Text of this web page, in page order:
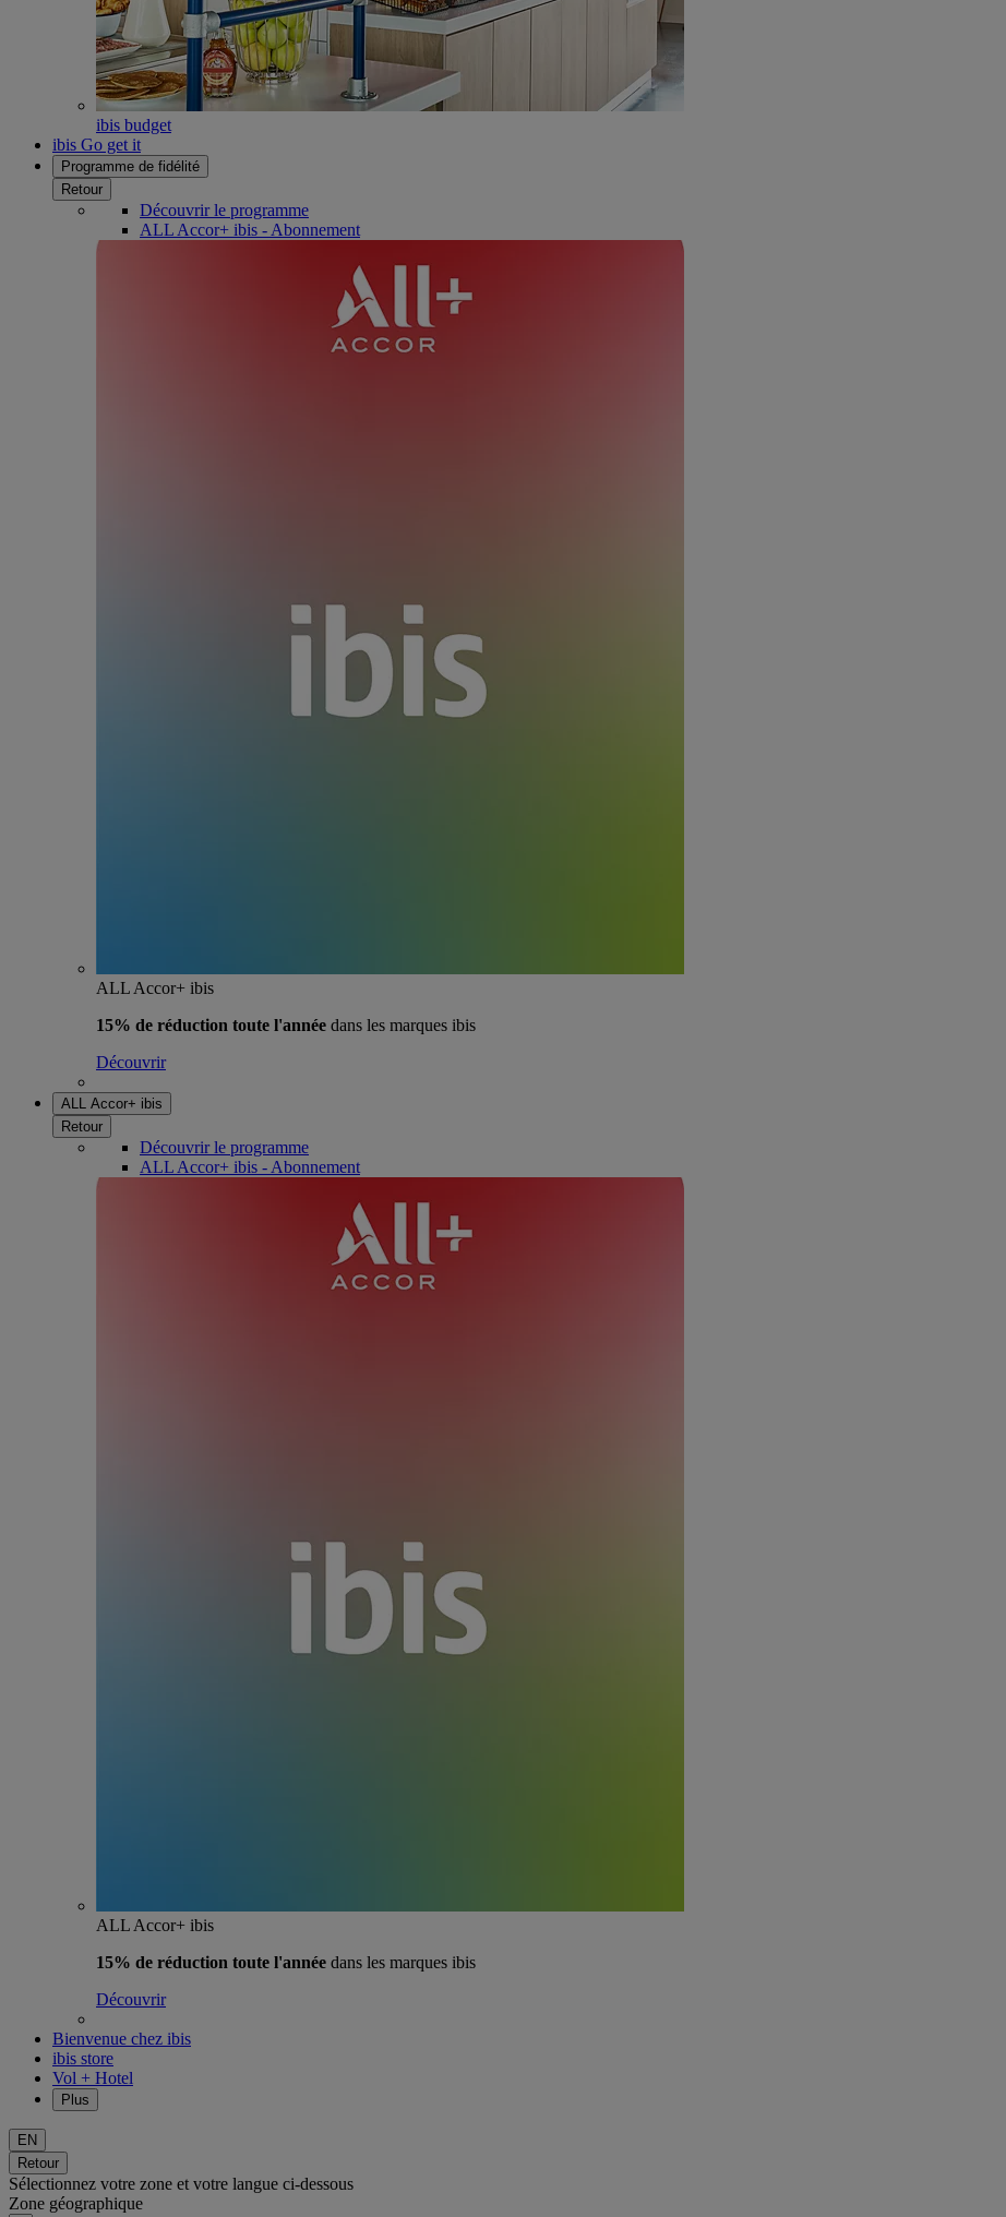
ibis budget
ibis Go get it
Programme de fidélité
Retour
Découvrir le programme
ALL Accor+ ibis - Abonnement
ALL Accor+ ibis
15% de réduction toute l'année dans les marques ibis
Découvrir
ALL Accor+ ibis
Retour
Découvrir le programme
ALL Accor+ ibis - Abonnement
ALL Accor+ ibis
15% de réduction toute l'année dans les marques ibis
Découvrir
Bienvenue chez ibis
ibis store
Vol + Hotel
Plus
EN
Retour
Sélectionnez votre zone et votre langue ci-dessous
Zone géographique